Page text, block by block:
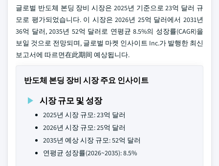
글로벌 반도체 본딩 장비 시장은 2025년 기준으로 23억 달러 규
모로 평가되었습니다. 이 시장은 2026년 25억 달러에서 2031년
36억 달러, 2035년 52억 달러로 연평균 8.5%의 성장률(CAGR)을
보일 것으로 전망되며, 글로벌 마켓 인사이트 Inc.가 발행한 최신
보고서에 따르면在此期间 예상됩니다.
반도체 본딩 장비 시장 주요 인사이트
시장 규모 및 성장
2025년 시장 규모: 23억 달러
2026년 시장 규모: 25억 달러
2035년 예상 시장 규모: 52억 달러
연평균 성장률(2026~2035): 8.5%